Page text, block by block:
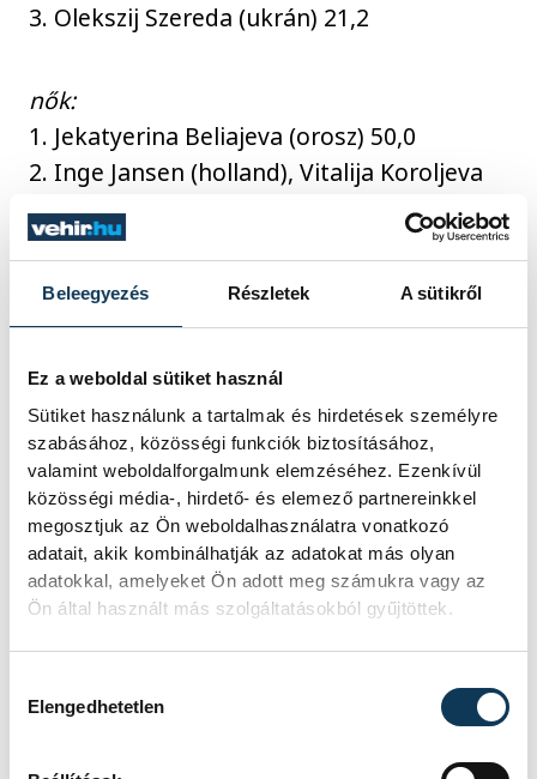
Beleegyezés Részletek A sütikről
Ez a weboldal sütiket használ
Sütiket használunk a tartalmak és hirdetések személyre
szabásához, közösségi funkciók biztosításához,
valamint weboldalforgalmunk elemzéséhez. Ezenkívül
közösségi média-, hirdető- és elemező partnereinkkel
megosztjuk az Ön weboldalhasználatra vonatkozó
adatait, akik kombinálhatják az adatokat más olyan
adatokkal, amelyeket Ön adott meg számukra vagy az
Ön által használt más szolgáltatásokból gyűjtöttek.
Elengedhetetlen
3. Olekszij Szereda (ukrán) 21,2
nők:
1. Jekatyerina Beliajeva (orosz) 50,0
2. Inge Jansen (holland), Vitalija Koroljeva
(orosz), Szofia Liszkun (ukrán), Tina Punzel
(német) 12,5-12,5
szinkronúszás:
férfiak:
1. Alekszandr Malcsev (orosz) 47,6
2. Girogio Minisini (olasz) 28,6
3. Pau Ribes (spanyol) 23,8
nők:
Szvetlana Romasina (orosz) 22,7-22,7